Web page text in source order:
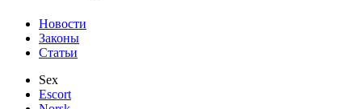
Новости
Законы
Статьи
Sex
Escort